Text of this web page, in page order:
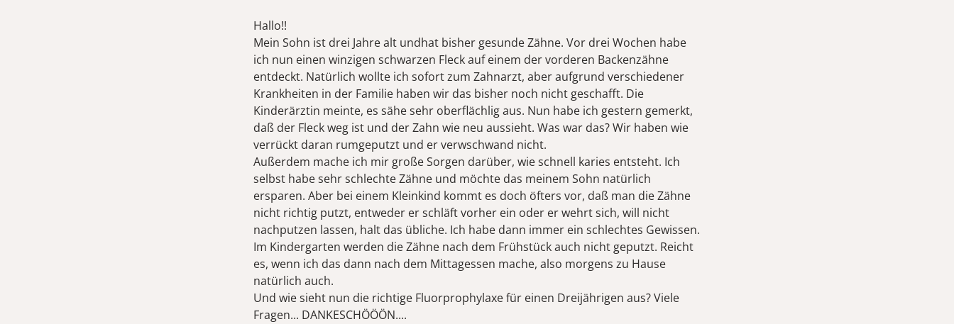
Hallo!!
Mein Sohn ist drei Jahre alt undhat bisher gesunde Zähne. Vor drei Wochen habe
ich nun einen winzigen schwarzen Fleck auf einem der vorderen Backenzähne
entdeckt. Natürlich wollte ich sofort zum Zahnarzt, aber aufgrund verschiedener
Krankheiten in der Familie haben wir das bisher noch nicht geschafft. Die
Kinderärztin meinte, es sähe sehr oberflächlig aus. Nun habe ich gestern gemerkt,
daß der Fleck weg ist und der Zahn wie neu aussieht. Was war das? Wir haben wie
verrückt daran rumgeputzt und er verwschwand nicht.
Außerdem mache ich mir große Sorgen darüber, wie schnell karies entsteht. Ich
selbst habe sehr schlechte Zähne und möchte das meinem Sohn natürlich
ersparen. Aber bei einem Kleinkind kommt es doch öfters vor, daß man die Zähne
nicht richtig putzt, entweder er schläft vorher ein oder er wehrt sich, will nicht
nachputzen lassen, halt das übliche. Ich habe dann immer ein schlechtes Gewissen.
Im Kindergarten werden die Zähne nach dem Frühstück auch nicht geputzt. Reicht
es, wenn ich das dann nach dem Mittagessen mache, also morgens zu Hause
natürlich auch.
Und wie sieht nun die richtige Fluorprophylaxe für einen Dreijährigen aus? Viele
Fragen... DANKESCHÖÖÖN....